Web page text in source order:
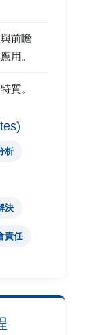
前瞻
用。
質。
析
決
責任